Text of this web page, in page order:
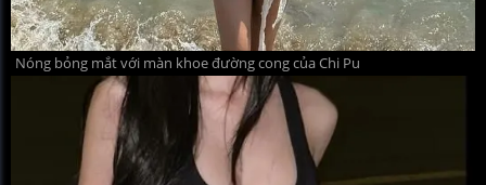
Nóng bỏng mắt với màn khoe đường cong của Chi Pu